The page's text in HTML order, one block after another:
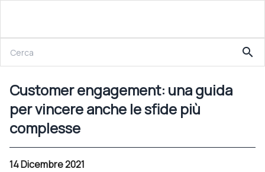
Customer engagement: una guida per vincere anche le sfide più complesse
search
Customer engagement: una guida
per vincere anche le sfide più
complesse
14 Dicembre 2021